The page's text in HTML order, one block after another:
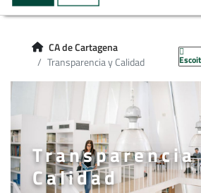
CA de Cartagena
Transparencia y Calidad
Calidad